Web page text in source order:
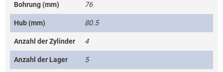
Bohrung (mm) 76
Hub (mm) 80.5
Anzahl der Zylinder 4
Anzahl der Lager 5